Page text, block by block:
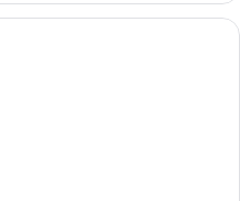
Seprai premium, selimut bulu angsa,